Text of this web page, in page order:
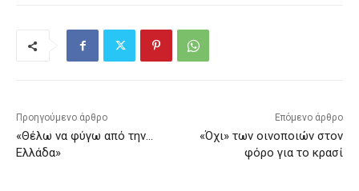
Προηγούμενο άρθρο
«Θέλω να φύγω από την…
Ελλάδα»
Επόμενο άρθρο
«Όχι» των οινοποιών στον
φόρο για το κρασί